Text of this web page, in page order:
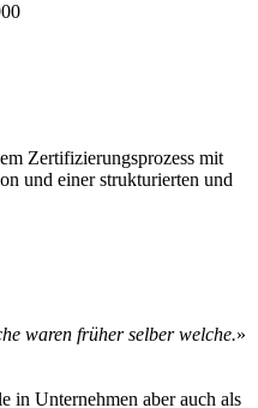
Zertifizierungsprozess mit
und einer strukturierten und
waren früher selber welche.»
in Unternehmen aber auch als